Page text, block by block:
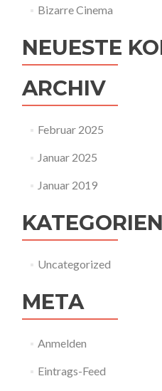
Bizarre Cinema
NEUESTE
ARCHIV
Februar 2025
Januar 2025
Januar 2019
KATEGORIEN
Uncategorized
META
Anmelden
Eintrags-Feed